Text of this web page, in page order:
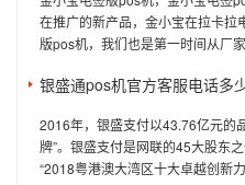
在推广的新产品，金小宝在拉卡拉
版pos机，我们也是第一时间从厂
银盛通pos机官方客服电话多
2016年，银盛支付以43.76亿元的
牌”。银盛支付是网联的45大股东
“2018粤港澳大湾区十大卓越创新